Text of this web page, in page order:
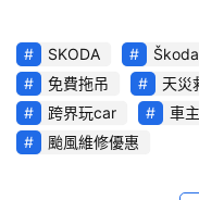
界
玩
C
A
R
●行經積水道路時保持
●平時可主動檢查保險
Škoda Taiwan 表示，
SKODA
免費拖吊
天災
跨界玩car
車
颱風維修優惠